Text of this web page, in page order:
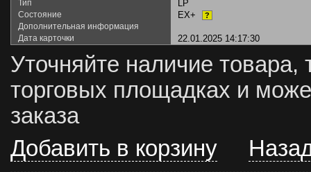
Тип LP
Состояние EX+ ?
Дополнительная информация
Дата карточки
22.01.2025 14:17:30
Уточняйте наличие товара,
торговых площадках и
заказа
Добавить в корзину